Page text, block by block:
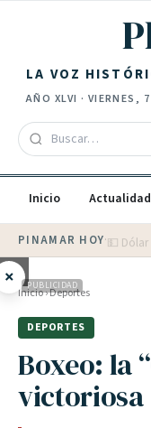
LA VOZ
AÑO XLVI · VIERNES,
Inicio Actualidad
PINAMAR HOY·💵 Dólar
× PUBLICIDAD
Inicio›Deportes
DEPORTES
Boxeo: la
victoriosa